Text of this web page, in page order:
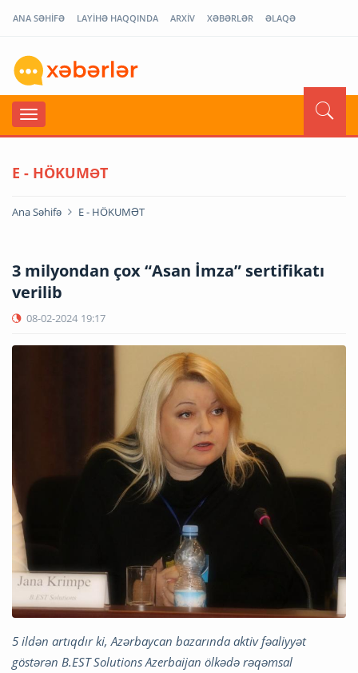
ANA SƏHİFƏ LAYİHƏ HAQQINDA ARXİV XƏBƏRLƏR ƏLAQƏ
E - HÖKUMƏT
Ana Səhifə E - HÖKUMƏT
3 milyondan çox “Asan İmza” sertifikatı
verilib
08-02-2024 19:17
5 ildən artıqdır ki, Azərbaycan bazarında aktiv fəaliyyət
göstərən B.EST Solutions Azerbaijan ölkədə rəqəmsal